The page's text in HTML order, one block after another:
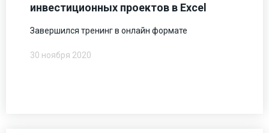
инвестиционных проектов в Excel
Завершился тренинг в онлайн формате
30 ноября 2020